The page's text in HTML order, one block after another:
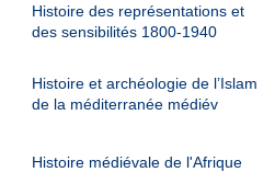
Histoire des représentations et
des sensibilités 1800-1940
Histoire et archéologie de l’Islam
de la méditerranée médiév
Histoire médiévale de l'Afrique